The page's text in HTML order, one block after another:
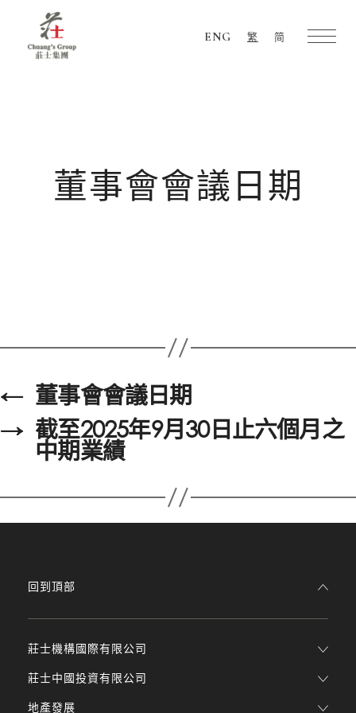
ENG 繁 简
董事會會議日期
← 董事會會議日期
→ 截至2025年9月30日止六個月之
中期業績
莊士機構國際有限公司
莊士中國投資有限公司
地產發展
回到頂部